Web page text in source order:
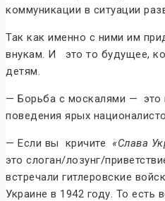
коммуникации в ситуации
Так как именно с ними им
внукам. И это то будущее,
детям.
— Борьба с москалями —
поведения ярых
— Если вы кричите «Слава
это слоган/лозунг/
встречали гитлеровские
Украине в 1942 году. То